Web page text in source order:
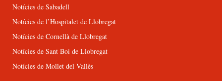
Notícies de Sabadell
Notícies de l’Hospitalet de Llobregat
Notícies de Cornellà de Llobregat
Notícies de Sant Boi de Llobregat
Notícies de Mollet del Vallès